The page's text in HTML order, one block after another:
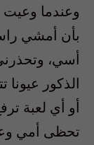
وعندما
بأن أمشي
أسي،
الذكور
أو أي لعبة
تحظى أمي